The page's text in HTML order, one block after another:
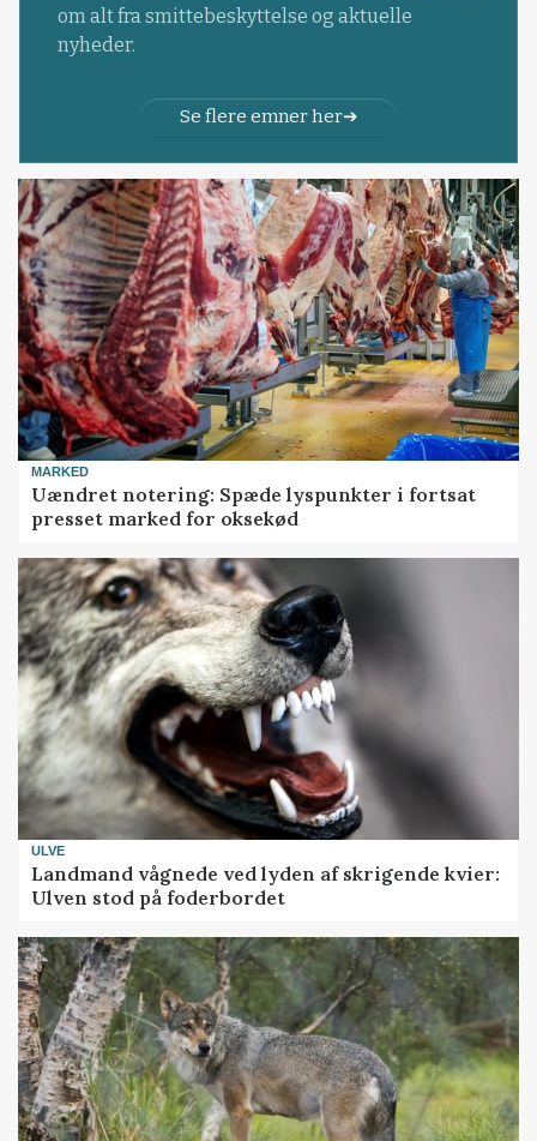
om alt fra smittebeskyttelse og aktuelle
nyheder.
Se flere emner her
MARKED
Uændret notering: Spæde lyspunkter i fortsat
presset marked for oksekød
ULVE
Landmand vågnede ved lyden af skrigende kvier:
Ulven stod på foderbordet